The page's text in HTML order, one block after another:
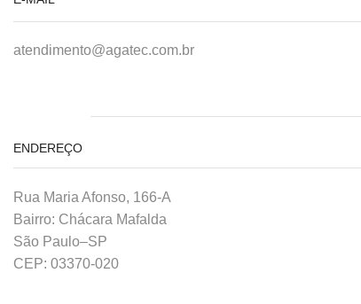
atendimento@agatec.com.br
ENDEREÇO
Rua Maria Afonso, 166-A
Bairro: Chácara Mafalda
São Paulo–SP
CEP: 03370-020